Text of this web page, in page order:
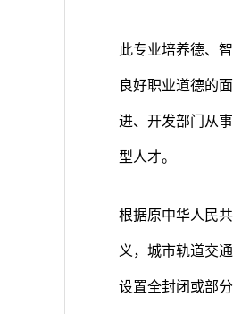
此专业培养德、
良好职业道德的
进、开发部门从
型人才。
根据原中华人民
义，城市轨道交
设置全封闭或部